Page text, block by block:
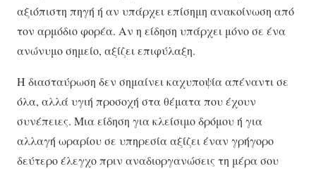
αξιόπιστη πηγή ή αν υπάρχει επίσημη ανακοίνωση από
τον αρμόδιο φορέα. Αν η είδηση υπάρχει μόνο σε ένα
ανώνυμο σημείο, αξίζει επιφύλαξη.
Η διασταύρωση δεν σημαίνει καχυποψία απέναντι σε
όλα, αλλά υγιή προσοχή στα θέματα που έχουν
συνέπειες. Μια είδηση για κλείσιμο δρόμου ή για
αλλαγή ωραρίου σε υπηρεσία αξίζει έναν γρήγορο
δεύτερο έλεγχο πριν αναδιοργανώσεις τη μέρα σου